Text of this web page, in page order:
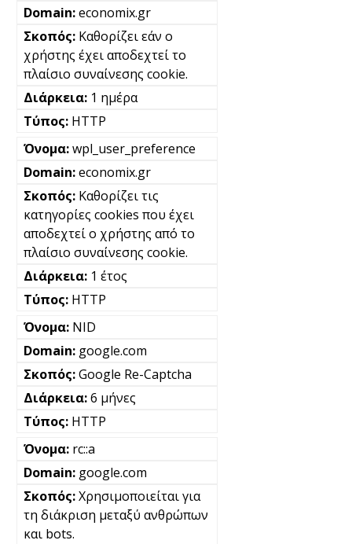
economix.gr
Καθορίζει εάν ο
χρήστης έχει αποδεχτεί το
πλαίσιο συναίνεσης cookie.
1 ημέρα
HTTP
wpl_user_preference
economix.gr
Καθορίζει τις
κατηγορίες cookies που έχει
αποδεχτεί ο χρήστης από το
πλαίσιο συναίνεσης cookie.
1 έτος
HTTP
NID
google.com
Google Re-Captcha
6 μήνες
HTTP
rc::a
google.com
Χρησιμοποιείται για
τη διάκριση μεταξύ ανθρώπων
και bots.